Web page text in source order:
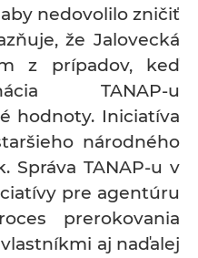
nedovolilo zničiť
že Jalovecká
z prípadov, keď
TANAP-u
hodnoty. Iniciatíva
národného
Správa TANAP-u v
pre agentúru
prerokovania
aj naďalej